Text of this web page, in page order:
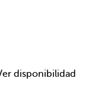
disponibilidad